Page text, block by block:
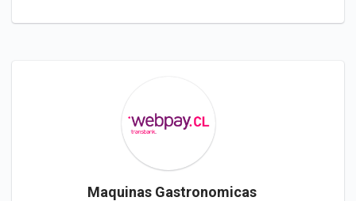
Maquinas Gastronomicas